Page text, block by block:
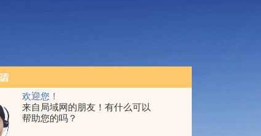
欢迎您！
来自局域网的朋友！有什么可以
帮助您的吗？